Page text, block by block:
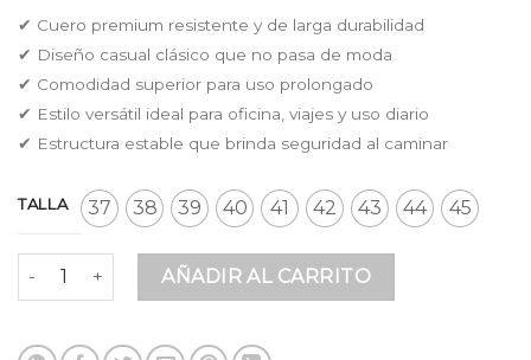
✔ Cuero premium resistente y de larga durabilidad
✔ Diseño casual clásico que no pasa de moda
✔ Comodidad superior para uso prolongado
✔ Estilo versátil ideal para oficina, viajes y uso diario
✔ Estructura estable que brinda seguridad al caminar
TALLA 37 38 39 40 41 42 43 44 45
Apaches Vinotinto en Cuero Premium Estilo Casual
AÑADIR AL CARRITO